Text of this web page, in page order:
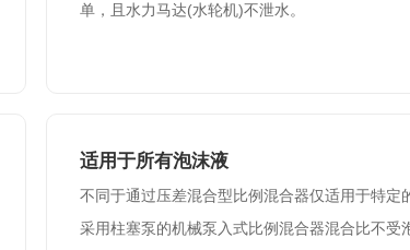
单，且水力马达(水轮机)不泄水。
适用于所有泡沫液
不同于通过压差混合型比例混合器仅适用于特定
采用柱塞泵的机械泵入式比例混合器混合比不受